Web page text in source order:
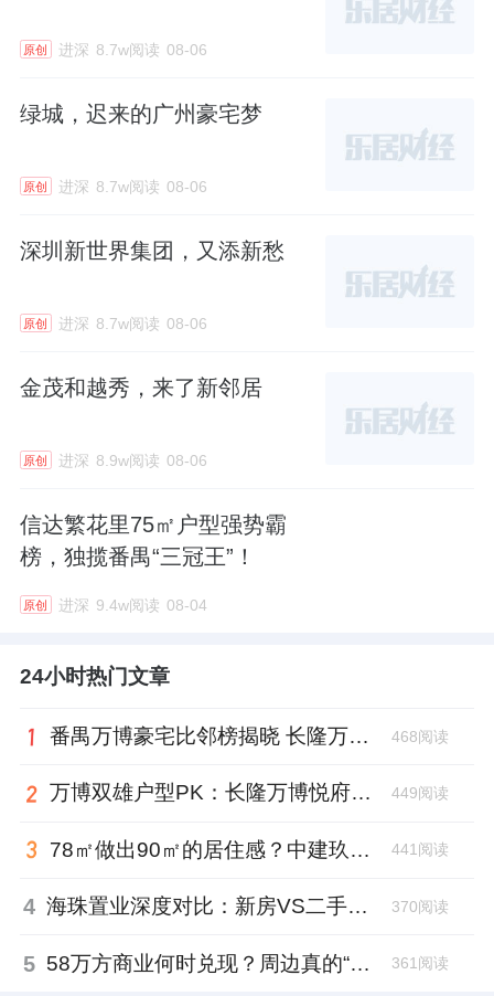
原创 进深 8.7w阅读 08-06
绿城，迟来的广州豪宅梦
原创 进深 8.7w阅读 08-06
深圳新世界集团，又添新愁
原创 进深 8.7w阅读 08-06
金茂和越秀，来了新邻居
原创 进深 8.9w阅读 08-06
信达繁花里75㎡户型强势霸
榜，独揽番禺“三冠王”！
原创 进深 9.4w阅读 08-04
24小时热门文章
番禺万博豪宅比邻榜揭晓 长隆万博悦府凭“顶配资源”登顶 468阅读
万博双雄户型PK：长隆万博悦府与越秀万博和臻，谁的设计更懂生活？ 449阅读
78㎡做出90㎡的居住感？中建玖合·未来方洲“空间魔法”深度解析 441阅读
4 海珠置业深度对比：新房VS二手房，谁才是2026年的“版本答案”？ 370阅读
5 58万方商业何时兑现？周边真的“没得逛”吗？克而瑞数据揭秘未来方洲商业真相 361阅读